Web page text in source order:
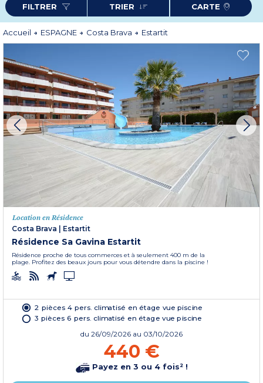
Avec son climat doux, Estartit séduit par son temps chaud et sec et des
températures estivales en moyenne à 28°C. Pour profiter de cette
destination ensoleillée, Odalys Vacances vous propose divers types
d'hébergements en Résidence (Castell Montgri,Sa Gavina Estartit
FILTRER TRIER CARTE
Accueil ESPAGNE Costa Brava Estartit
Location en Résidence
Costa Brava
Estartit
Résidence Sa Gavina Estartit
Résidence proche de tous commerces et à seulement 400 m de la
plage. Profitez des beaux jours pour vous détendre dans la piscine !
2 pièces 4 pers. climatisé en étage vue piscine
3 pièces 6 pers. climatisé en étage vue piscine
du 26/09/2026 au 03/10/2026
440 €
Payez en 3 ou 4 fois² !